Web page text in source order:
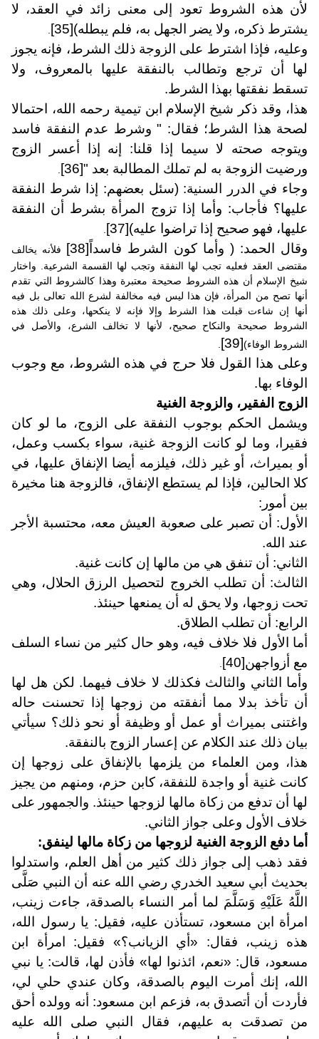
لأن هذه الشروط تعود إلى معنى زائد في العقد، لا
يشترط ذكره، ولا يضر الجهل به، فلم يبطله)[35]
وعليه، فإذا اشترط على الزوجة ذلك الشرط، فإنه يجوز
لها أن ترجع وتطالب بالنفقة عليها بالمعروف، ولا
تسقط نفقتها بهذا الشرط.
هذا، وقد ذكر شيخ الإسلام ابن تيمية رحمه الله، احتمالا
لصحة هذا الشرط؛ فقال: " وشرط عدم النفقة فاسد
ويتوجه صحته لا سيما إذا قلنا: إنه إذا أعسر الزوج
ورضيت الزوجة به لم تملك المطالبة بعد "[36]
وجاء في الدرر السنية: (سئل بعضهم: إذا شرط النفقة
عليها؟ فأجاب: وأما إذا تزوج المرأة بشرط أن النفقة
عليها، فهو صحيح إذا تراضوا عليه)[37]
وقال الحمد: ( وأما كون الشرط فاسداً[38] فلأنه يخالف
مقتضى العقد فعليه تجب لها النفقة وتجب لها القسمة الشرعية. واختار
شيخ الإسلام أن هذه الشروط صحيحة معتبرة وهذا كالشروط التي تقدم
أنها تصح من المرأة، فإن هذا ليس فيه مخالفة لشرع الله تعالى بل فيه
أنها إن شاءت قبلت هذا الشرط وإلا فإنه لا ينكحها، وعلى ذلك هذه
الشروط صحيحة والنكاح صحيح، لأنها لا تخالف الشرع، والأصل في
الشروط الوفاء)[39]
وعلى هذا القول فلا حرج في هذه الشروط، مع وجوب
الوفاء بها.
الزوج الفقير، والزوجة الغنية
ويشمل الحكم بوجوب النفقة على الزوج، ما لو كان
فقيرا، وما لو كانت الزوجة غنية، سواء بكسب وعمل،
أو بميراث، أو غير ذلك، فيلزمه أيضا الإنفاق عليها، في
كلا الحالين، فإذا لم يستطع الإنفاق، فالزوجة هنا مخيرة
بين أمور:
الأول: أن تصبر على صعوبة العيش معه، محتسبة الأجر
عند الله.
الثاني: أن تنفق هي من مالها إن كانت غنية.
الثالث: أن تطلب الخروج لتحصيل الرزق الحلال، وهي
تحت زوجها، ولا يحق له أن يمنعها حينئذ.
الرابع: أن تطلب الطلاق.
أما الأول فلا خلاف فيه، وهو حال كثير من نساء السلف
مع أزواجهن[40]
وأما الثاني والثالث فكذلك لا خلاف فيهما. لكن هل لها
أن تأخذ بدلا مما أنفقته من زوجها إذا تحسنت حاله
واغتنى بميراث أو عمل أو وظيفة أو نحو ذلك؟ سيأتي
بيان ذلك عند الكلام عن إعسار الزوج بالنفقة.
هذا، ومن العلماء من يلزمها بالإنفاق على زوجها إن
كانت غنية أو واجدة للنفقة، كابن حزم، ومنهم من يجيز
لها أن تدفع من زكاة مالها لزوجها حينئذ. والجمهور على
خلاف الأول وعلى جواز الثاني.
أما دفع الزوجة الغنية لزوجها من زكاة مالها لينفق:
فقد ذهب إلى جواز ذلك كثير من أهل العلم، واستدلوا
بحديث أبي سعيد الخدري رضي الله عنه أن النبي صَلَّى
اللَّهُ عَلَيْهِ وَسَلَّمَ لما أمر النساء بالصدقة، جاءت زينب،
امرأة ابن مسعود، تستأذن عليه، فقيل: يا رسول الله،
هذه زينب، فقال: «أي الزيانب؟» فقيل: امرأة ابن
مسعود، قال: «نعم، ائذنوا لها» فأذن لها، قالت: يا نبي
الله، إنك أمرت اليوم بالصدقة، وكان عندي حلي لي،
فأردت أن أتصدق به، فزعم ابن مسعود: أنه وولده أحق
من تصدقت به عليهم، فقال النبي صلى الله عليه